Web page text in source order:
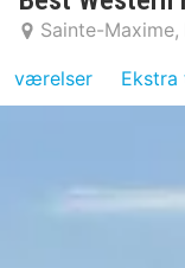
Sainte-Maxime
værelser